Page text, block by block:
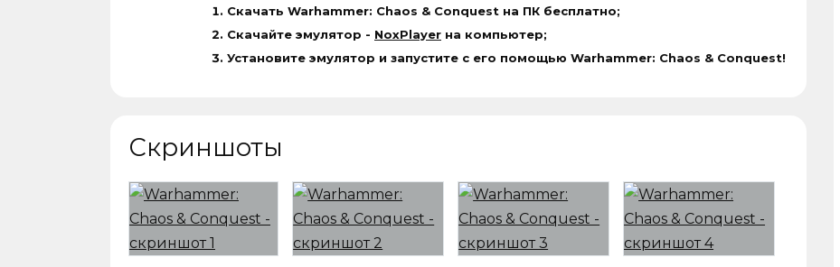
Скачать Warhammer: Chaos & Conquest на ПК бесплатно;
Скачайте эмулятор - NoxPlayer на компьютер;
Установите эмулятор и запустите с его помощью Warhammer: Chaos & Conquest!
Скриншоты